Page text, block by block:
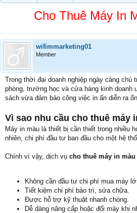
Cho Thuê Máy In
wifimmarketing01
Member
Trong thời đại doanh nghiệp ngày càng
phòng, trường học và cửa hàng kinh doanh
sách vừa đảm bảo công việc in ấn diễn ra
Vì sao nhu cầu cho thuê máy
Máy in màu là thiết bị cần thiết trong nhiều
nhiên, chi phí đầu tư ban đầu cho một hệ
Chính vì vậy, dịch vụ cho thuê máy in màu
Không cần đầu tư chi phí mua máy
Tiết kiệm chi phí bảo trì, sửa chữa.
Được hỗ trợ kỹ thuật nhanh chóng.
Dễ dàng nâng cấp hoặc đổi máy khi